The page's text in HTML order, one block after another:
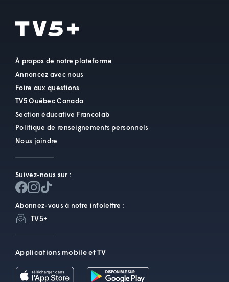
À propos de notre plateforme
Annoncez avec nous
Foire aux questions
TV5 Québec Canada
Section éducative Francolab
Politique de renseignements personnels
Nous joindre
Suivez-nous sur :
Abonnez-vous à notre infolettre :
TV5+
Applications mobile et TV